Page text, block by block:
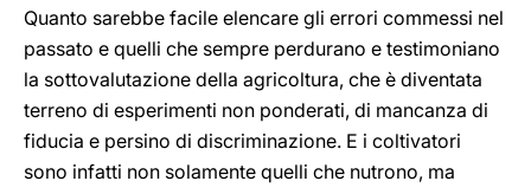
Quanto sarebbe facile elencare gli errori commessi nel
passato e quelli che sempre perdurano e testimoniano
la sottovalutazione della agricoltura, che è diventata
terreno di esperimenti non ponderati, di mancanza di
fiducia e persino di discriminazione. E i coltivatori
sono infatti non solamente quelli che nutrono, ma